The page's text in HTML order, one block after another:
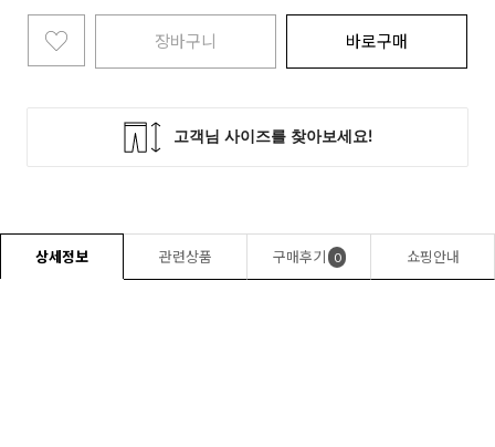
장바구니 바로구매
상세정보 관련상품 구매후기 0 쇼핑안내